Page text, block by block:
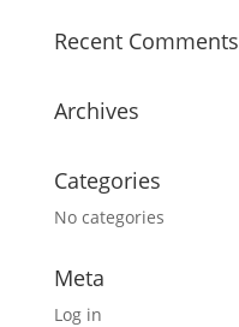
Recent Comments
Archives
Categories
No categories
Meta
Log in